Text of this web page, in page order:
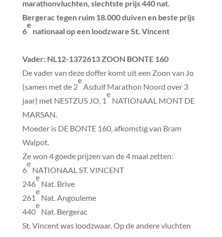
marathonvluchten, slechtste prijs 440 nat.
Bergerac tegen ruim 18.000 duiven en beste prijs
6
e
nationaal op een loodzware St. Vincent
Vader: NL12-1372613ZOON BONTE 160
De vader van deze doffer komt uit een Zoon van Jo
(samen met de 2
e
Asduif Marathon Noord over 3
jaar) met NESTZUS JO, 1
e
NATIONAAL MONT DE
MARSAN.
Moeder is DE BONTE 160, afkomstig van Bram
Walpot.
Ze won 4 goede prijzen van de 4 maal zetten:
6
e
NATIONAAL ST. VINCENT
246
e
Nat. Brive
261
e
Nat. Angouleme
440
e
Nat. Bergerac
St. Vincent was loodzwaar. Op de andere vluchten